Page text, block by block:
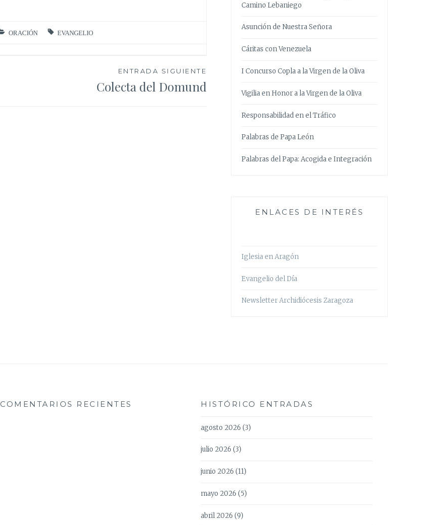
ORACIÓN EVANGELIO
ENTRADA SIGUIENTE
Colecta del Domund
Camino Lebaniego
Asunción de Nuestra Señora
Cáritas con Venezuela
I Concurso Copla a la Virgen de la Oliva
Vigilia en Honor a la Virgen de la Oliva
Responsabilidad en el Tráfico
Palabras de Papa León
Palabras del Papa: Acogida e Integración
ENLACES DE INTERÉS
Iglesia en Aragón
Evangelio del Día
Newsletter Archidiócesis Zaragoza
COMENTARIOS RECIENTES HISTÓRICO ENTRADAS
agosto 2026 (3)
julio 2026 (3)
junio 2026 (11)
mayo 2026 (5)
abril 2026 (9)